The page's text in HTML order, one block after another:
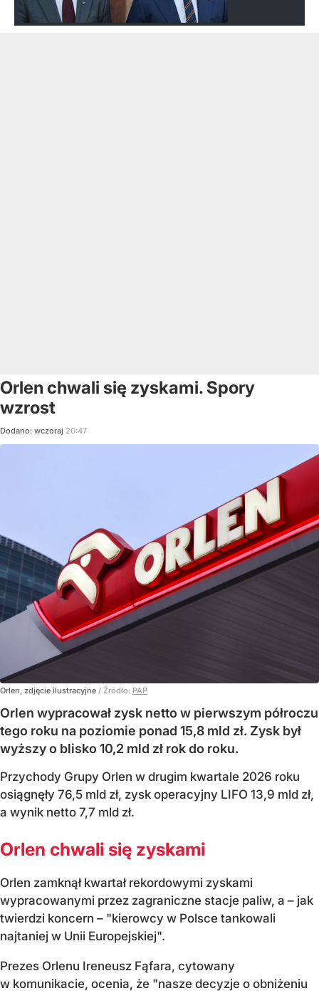
Orlen chwali się zyskami. Spory
wzrost
Dodano: wczoraj 20:47
Orlen, zdjęcie ilustracyjne / Źródło: PAP
Orlen wypracował zysk netto w pierwszym półroczu
tego roku na poziomie ponad 15,8 mld zł. Zysk był
wyższy o blisko 10,2 mld zł rok do roku.
Przychody Grupy Orlen w drugim kwartale 2026 roku
osiągnęły 76,5 mld zł, zysk operacyjny LIFO 13,9 mld zł,
a wynik netto 7,7 mld zł.
Orlen chwali się zyskami
Orlen zamknął kwartał rekordowymi zyskami
wypracowanymi przez zagraniczne stacje paliw, a – jak
twierdzi koncern – "kierowcy w Polsce tankowali
najtaniej w Unii Europejskiej".
Prezes Orlenu Ireneusz Fąfara, cytowany
w komunikacie, ocenia, że "nasze decyzje o obniżeniu